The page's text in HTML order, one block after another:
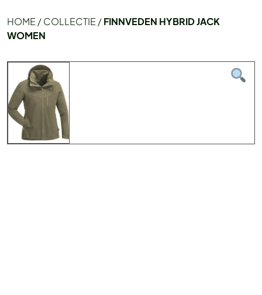
HOME /COLLECTIE /FINNVEDEN HYBRID JACK
WOMEN